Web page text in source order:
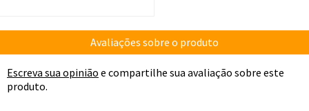
Avaliações sobre o produto
Escreva sua opinião e compartilhe sua avaliação sobre este
produto.